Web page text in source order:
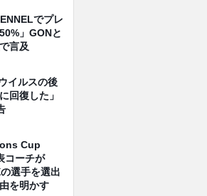
でプレ
」GONと
言及
イルスの後
回復した」
Cup
コーチが
選手を選出
を明かす